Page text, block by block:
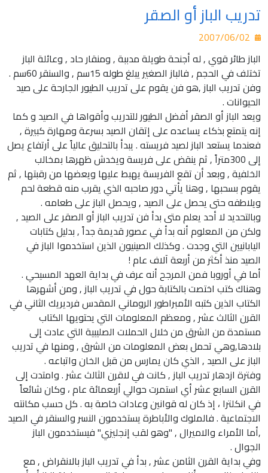
تدريب الباز أو الصقر
الباز طائر قوي , له أجنحة طويلة مدببة , ومنقار حاد , وعائلة الباز
تختلف في الحجم , فالباز الصغير يبلغ طوله 15سم , والسنقر 60سم .
وفن تدريب الباز ,هو فن يقوم على تدريب الطيور الجارحة على صيد
الحيوانات .
ويعد الباز أو الصقر أفضل الطيور للتدريب وأقواها في الصيد و كما
إنه يتمتع بذكاء يساعده على إتقان الصيد بسرعة ومهارة كبيرة ,
فعندما يستعد الباز لصيد فريسته . يبدأ بالتحليق عالياً على أرتفاع يصل
إلى 300متراً , ثم ينقض على فريسة ويخدش ظهرها بمخالب
الخلفية , وبعد أن تقع الفريسة يهبط عليها ويعضها من رقبتها , ثم
يقوم بسحبها , وهنا يأتي دور صاحبه الذي يقرب منه قطعة لحم
ويلاطفه حتى يحصل على الصيد , ويحصل الباز على طعامه .
وبالتحديد لا أحد يعلم متى بدأ فن تدريب الباز أو الصقر على الصيد ,
ولكن من المعلوم أنه بدأ في عصور قديمة جداً , بدليل كتابات
اليابانيين التي وجدت . وكذلك الصينيون الذين استخدموا الباز في
الصيد منذ أكثر من أربعة آلاف عام !
أما في أوروبا فمن المرجح أنه عرف في بداية العهد المسيحي .
وهناك كتب اختصت بالكتابة حول في تدريب الباز , ومن أشهرها
الكتاب الذين كتبه الأمبراطور الروماني المقدس فرديريك الثاني في
القرن الثالث عشر , ومعظم المعلومات التي يحتويها الكتاب
مستمدة من الشرق من خلال الحملات الصليبية التي عادت إلى
بلادها,وهي تحمل بعض المعلومات من الشرق , ومنها في تدريب
الباز على الصيد , الذي كان يمارس من قبل الخان واتباعه .
وفترة ازدهار تدريب الباز , كانت في لاقرن الثالث عشر . وامتدت إلى
القرن السابع عشر أي استمرت حوالي أربعمائة عام ، وكان شائعاً
في انكلترا ، إذ كان له قوانين وعادات خاصة به . كل حسب مكانته
الاجتماعية . فالملوك والأباطرة يستخدمون النسر والسنقر في الصيد
,أما الأمراء والاميرال , "وهو لقب إنجليزي" فيستخدمون الباز
الجوال .
وفي بداية القرن الثامن عشر , بدأ في تدريب الباز بالانقراض , مع